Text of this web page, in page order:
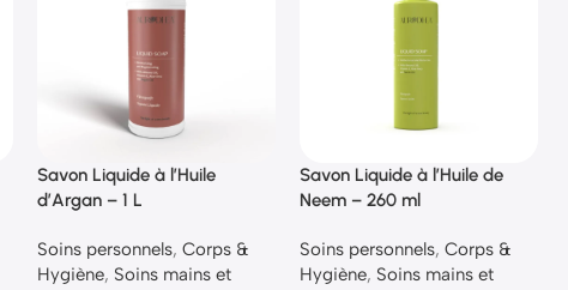
Savon Liquide à l’Huile
d’Argan – 1 L
Soins personnels, Corps &
Hygiène, Soins mains et
Savon Liquide à l’Huile de
Neem – 260 ml
Soins personnels, Corps &
Hygiène, Soins mains et